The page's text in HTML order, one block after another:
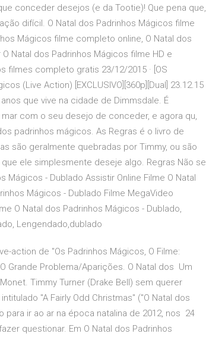
conceder desejos (e da Tootie)! Que pena que,
difícil. O Natal dos Padrinhos Mágicos filme
Mágicos filme completo online, O Natal dos
Natal dos Padrinhos Mágicos filme HD e
filmes completo gratis 23/12/2015 · [OS
(Live Action) [EXCLUSIVO][360p][Dual] 23.12.15
que vive na cidade de Dimmsdale. É
com o seu desejo de conceder, e agora qu,
padrinhos mágicos. As Regras é o livro de
são geralmente quebradas por Timmy, ou são
ele simplesmente deseje algo. Regras Não se
- Dublado Assistir Online Filme O Natal
Mágicos - Dublado Filme MegaVideo
O Natal dos Padrinhos Mágicos - Dublado,
Lengendado,dublado
action de "Os Padrinhos Mágicos, O Filme:
Grande Problema/Aparições. O Natal dos Um
Timmy Turner (Drake Bell) sem querer
"A Fairly Odd Christmas" ("O Natal dos
ir ao ar na época natalina de 2012, nos 24
questionar. Em O Natal dos Padrinhos